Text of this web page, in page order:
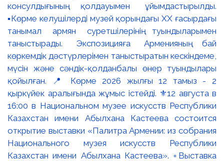
консулдығының қолдауымен ұйымдастырылды.
▪️Көрме келушілерді музей қорындағы ХХ ғасырдағы
танымал армян суретшілерінің туындыларымен
таныстырады. Экспозицияға Арменияның бай
көркемдік дәстүрлерімен таныстыратын кескіндеме,
мүсін және сәндік-қолданбалы өнер туындылары
қойылған. 📍 Көрме 2026 жылғы 12 тамыз - 2
қыркүйек аралығында жұмыс істейді. ⚜️12 августа в
16:00 в Национальном музее искусств Республики
Казахстан имени Абылхана Кастеева состоится
открытие выставки «Палитра Армении: из собрания
Национального музея искусств Республики
Казахстан имени Абылхана Кастеева». ▫️Выставка